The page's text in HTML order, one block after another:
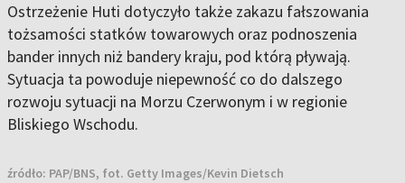
Ostrzeżenie Huti dotyczyło także zakazu fałszowania
tożsamości statków towarowych oraz podnoszenia
bander innych niż bandery kraju, pod którą pływają.
Sytuacja ta powoduje niepewność co do dalszego
rozwoju sytuacji na Morzu Czerwonym i w regionie
Bliskiego Wschodu.
źródło: PAP/BNS, fot. Getty Images/Kevin Dietsch